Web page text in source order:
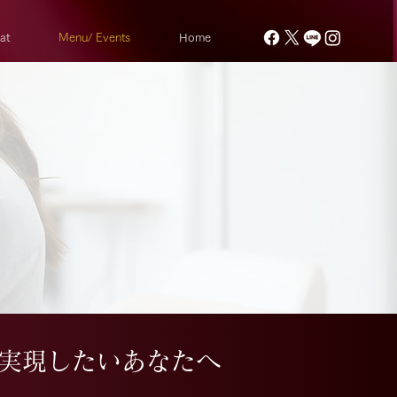
Menu/ Events Home
現したいあなたへ